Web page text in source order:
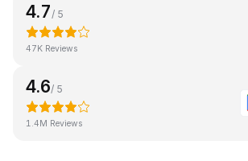
4.7 / 5
47K Reviews
4.6/ 5
1.4M Reviews